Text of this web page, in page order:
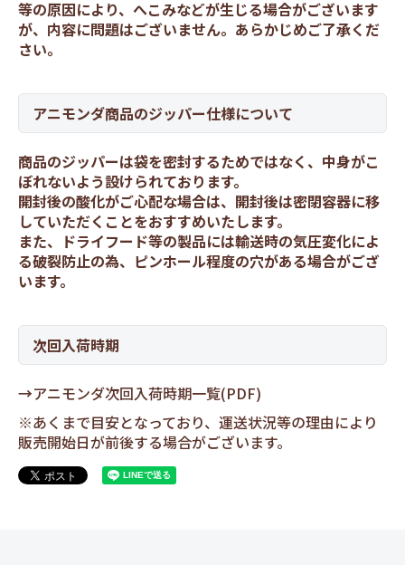
等の原因により、へこみなどが生じる場合がございます
が、内容に問題はございません。あらかじめご了承くだ
さい。
アニモンダ商品のジッパー仕様について
商品のジッパーは袋を密封するためではなく、中身がこ
ぼれないよう設けられております。
開封後の酸化がご心配な場合は、開封後は密閉容器に移
していただくことをおすすめいたします。
また、ドライフード等の製品には輸送時の気圧変化によ
る破裂防止の為、ピンホール程度の穴がある場合がござ
います。
次回入荷時期
→アニモンダ次回入荷時期一覧(PDF)
※あくまで目安となっており、運送状況等の理由により
販売開始日が前後する場合がございます。